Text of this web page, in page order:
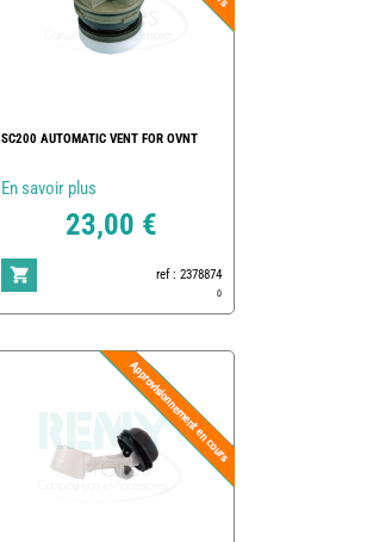
SC200 AUTOMATIC VENT FOR OVNT
En savoir plus
23,00 €
ref : 2378874
0